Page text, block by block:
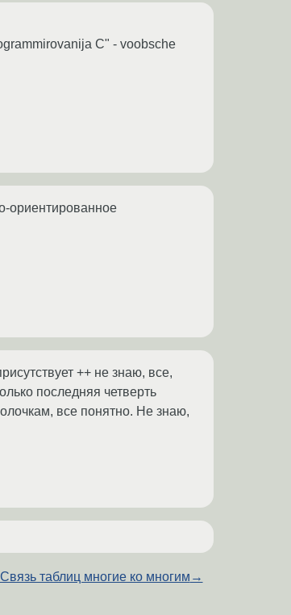
C" - voobsche
ориентированное
++ не знаю, все,
последняя четверть
все понятно. Не знаю,
Связь таблиц многие ко многим →